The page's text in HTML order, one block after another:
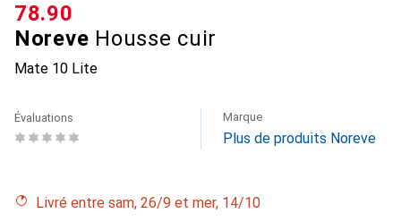
Noreve Housse cuir
Mate 10 Lite
CHF
78.90
Évaluations Marque
Plus de produits Noreve
Livré entre sam, 26/9 et mer, 14/10